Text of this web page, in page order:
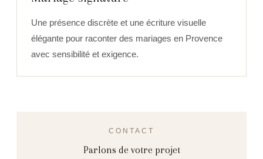
Une présence discrète et une écriture visuelle
élégante pour raconter des mariages en Provence
avec sensibilité et exigence.
CONTACT
Parlons de votre projet